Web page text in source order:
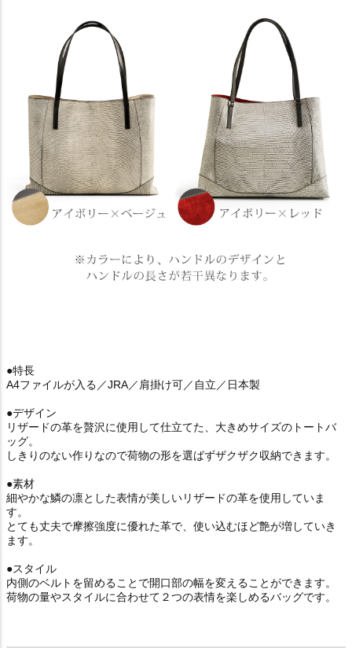
●特長
A4ファイルが入る／JRA／肩掛け可／自立／日本製
●デザイン
リザードの革を贅沢に使用して仕立てた、大きめサイズのトートバ
ッグ。
しきりのない作りなので荷物の形を選ばずザクザク収納できます。
●素材
細やかな鱗の凛とした表情が美しいリザードの革を使用していま
す。
とても丈夫で摩擦強度に優れた革で、使い込むほど艶が増していき
ます。
●スタイル
内側のベルトを留めることで開口部の幅を変えることができます。
荷物の量やスタイルに合わせて２つの表情を楽しめるバッグです。